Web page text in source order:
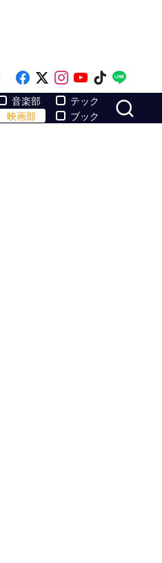
Like on Facebook
Follow on x
Follow on
Follow on
Follow
音楽部
映画部
テック
ブック